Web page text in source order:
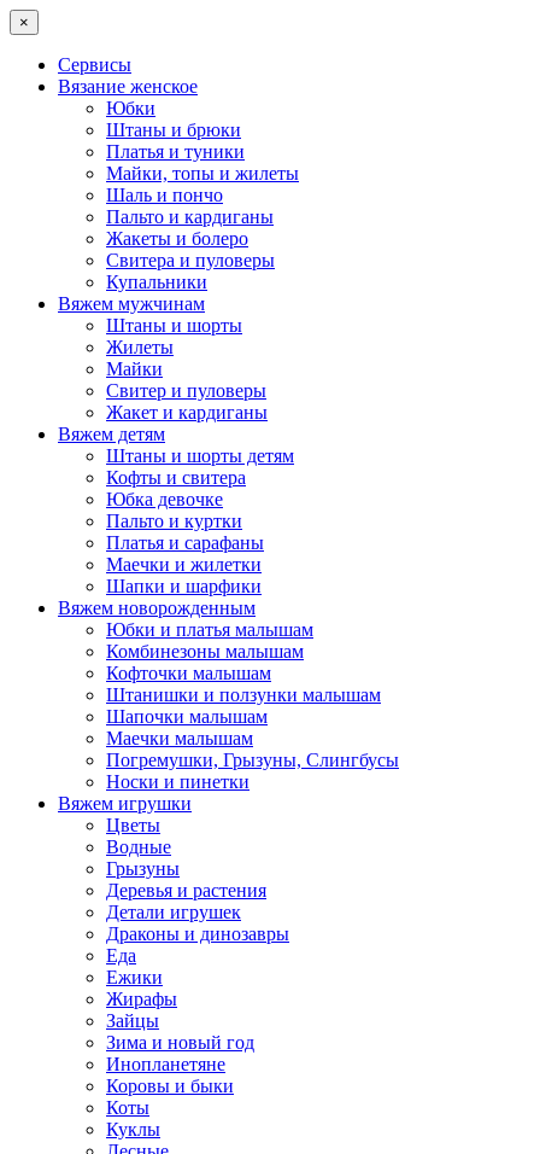
×
Сервисы
Вязание женское
Юбки
Штаны и брюки
Платья и туники
Майки, топы и жилеты
Шаль и пончо
Пальто и кардиганы
Жакеты и болеро
Свитера и пуловеры
Купальники
Вяжем мужчинам
Штаны и шорты
Жилеты
Майки
Свитер и пуловеры
Жакет и кардиганы
Вяжем детям
Штаны и шорты детям
Кофты и свитера
Юбка девочке
Пальто и куртки
Платья и сарафаны
Маечки и жилетки
Шапки и шарфики
Вяжем новорожденным
Юбки и платья малышам
Комбинезоны малышам
Кофточки малышам
Штанишки и ползунки малышам
Шапочки малышам
Маечки малышам
Погремушки, Грызуны, Слингбусы
Носки и пинетки
Вяжем игрушки
Цветы
Водные
Грызуны
Деревья и растения
Детали игрушек
Драконы и динозавры
Еда
Ежики
Жирафы
Зайцы
Зима и новый год
Инопланетяне
Коровы и быки
Коты
Куклы